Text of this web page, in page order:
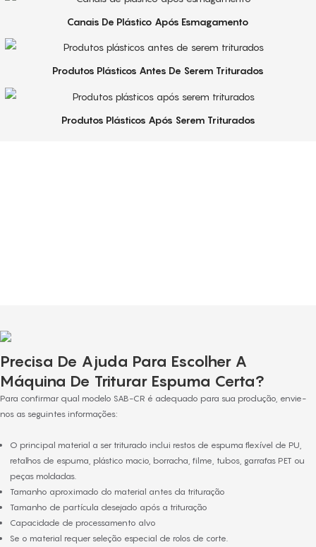
Canais De Plástico Após Esmagamento
Produtos Plásticos Antes De Serem Triturados
Produtos Plásticos Após Serem Triturados
Precisa De Ajuda Para Escolher A
Máquina De Triturar Espuma Certa?
Para confirmar qual modelo SAB-CR é adequado para sua produção, envie-
nos as seguintes informações:
O principal material a ser triturado inclui restos de espuma flexível de PU,
retalhos de espuma, plástico macio, borracha, filme, tubos, garrafas PET ou
peças moldadas.
Tamanho aproximado do material antes da trituração
Tamanho de partícula desejado após a trituração
Capacidade de processamento alvo
Se o material requer seleção especial de rolos de corte.